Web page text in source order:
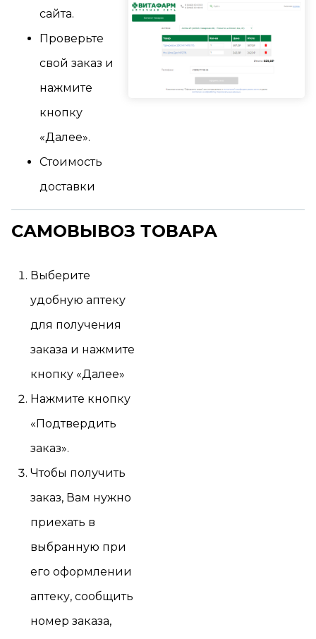
сайта.
Проверьте
свой заказ и
нажмите
кнопку
«Далее».
Стоимость
доставки
САМОВЫВОЗ ТОВАРА
Выберите
удобную аптеку
для получения
заказа и нажмите
кнопку «Далее»
Нажмите кнопку
«Подтвердить
заказ».
Чтобы получить
заказ, Вам нужно
приехать в
выбранную при
его оформлении
аптеку, сообщить
номер заказа,